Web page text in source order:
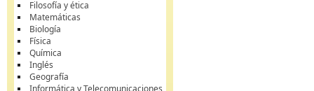
Filosofía y ética
Matemáticas
Biología
Física
Química
Inglés
Geografía
Informática y Telecomunicaciones